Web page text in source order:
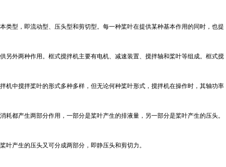
本类型，即流动型、压头型和剪切型。每一种桨叶在提供某种基本作用的同时，也提
供另外两种作用。框式搅拌机主要有电机、减速装置、搅拌轴和桨叶等组成。框式搅
拌机中搅拌桨叶的形式多种多样，但无论何种桨叶形式，搅拌机在操作时，其轴功率
消耗都产生两部分作用，一部分是桨叶产生的排液量，另一部分是桨叶产生的压头。
桨叶产生的压头又可分成两部分，即静压头和剪切力。